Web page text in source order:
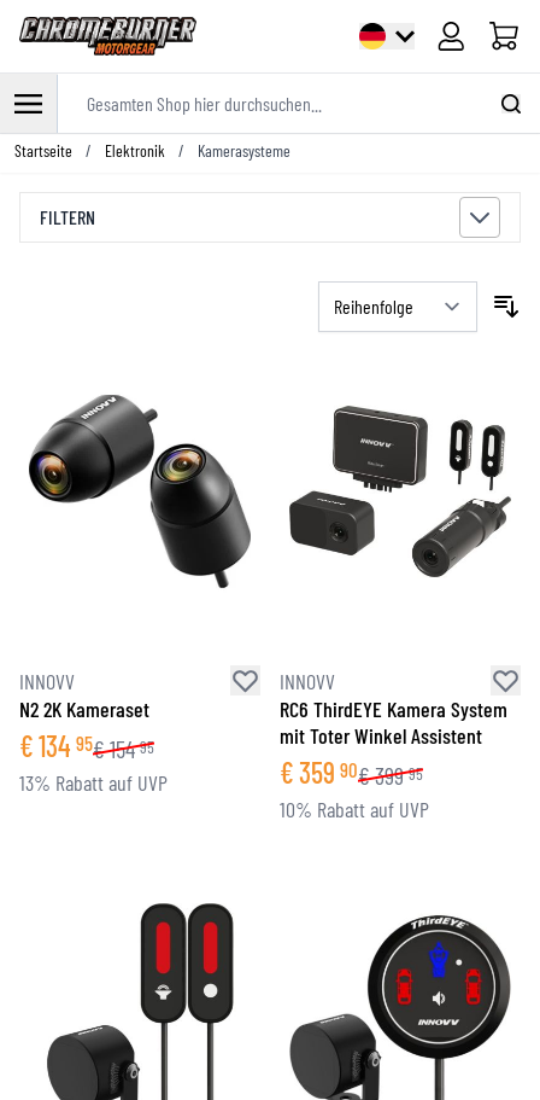
Zum Inhalt springen
Startseite / Elektronik / Kamerasysteme
FILTERN
INNOVV
N2 2K Kameraset
€134 95€154 95
13% Rabatt auf UVP
INNOVV
RC6 ThirdEYE Kamera System
mit Toter Winkel Assistent
€359 90€399 95
10% Rabatt auf UVP